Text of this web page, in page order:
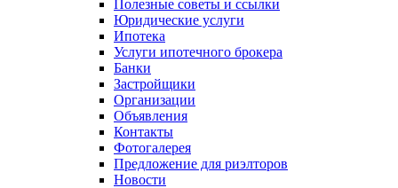
Полезные советы и ссылки
Юридические услуги
Ипотека
Услуги ипотечного брокера
Банки
Застройщики
Организации
Объявления
Контакты
Фотогалерея
Предложение для риэлторов
Новости